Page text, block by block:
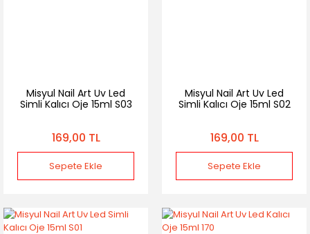
Misyul Nail Art Uv Led
Simli Kalıcı Oje 15ml S03
169,00 TL
Sepete Ekle
Misyul Nail Art Uv Led
Simli Kalıcı Oje 15ml S02
169,00 TL
Sepete Ekle